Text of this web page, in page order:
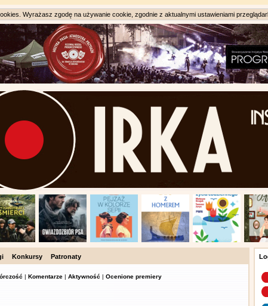
Wyrażasz zgodę na używanie cookie, zgodnie z aktualnymi ustawieniami
Konkursy Patronaty
| Komentarze | Aktywność | Ocenione premiery